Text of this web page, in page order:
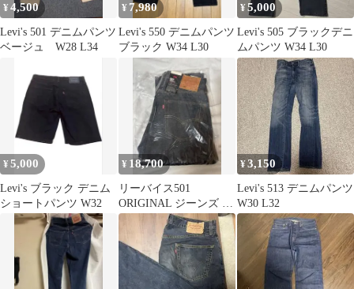
¥4,500
Levi's 501 デニムパンツ
ベージュ W28 L34
¥ 7,980
Levi's 550 デニムパンツ
ブラック W34 L30
¥5,000
Levi's 505 ブラックデニ
ムパンツ W34 L30
¥5,000
Levi's ブラック デニム
ショートパンツ W32
¥ 18,700
リーバイス501
ORIGINAL ジーンズ ダ
ークインディゴ
（W30/L34）
¥3,150
Levi's 513 デニムパンツ
W30 L32